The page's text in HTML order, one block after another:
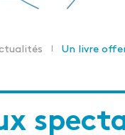
Un livre